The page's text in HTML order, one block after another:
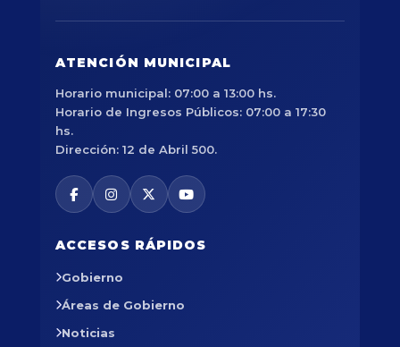
ATENCIÓN MUNICIPAL
Horario municipal: 07:00 a 13:00 hs.
Horario de Ingresos Públicos: 07:00 a 17:30
hs.
Dirección: 12 de Abril 500.
ACCESOS RÁPIDOS
Gobierno
Áreas de Gobierno
Noticias